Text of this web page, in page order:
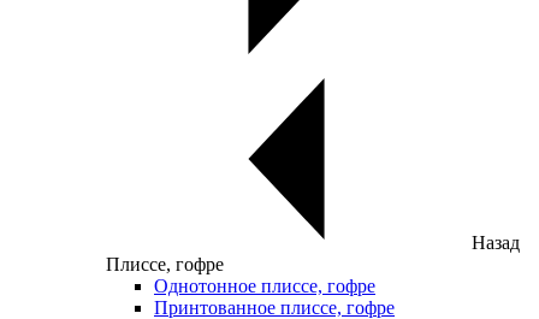
Назад
Плиссе, гофре
Однотонное плиссе, гофре
Принтованное плиссе, гофре